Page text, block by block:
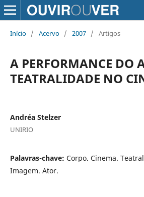
Início / Acervo / 2007 / Artigos
A PERFORMANCE DO
TEATRALIDADE NO
Andréa Stelzer
UNIRIO
Palavras-chave: Corpo. Cinema.
Imagem. Ator.